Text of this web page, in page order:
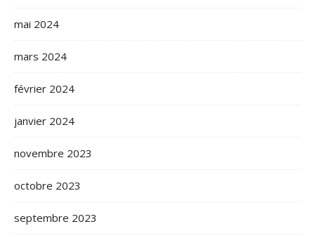
mai 2024
mars 2024
février 2024
janvier 2024
novembre 2023
octobre 2023
septembre 2023